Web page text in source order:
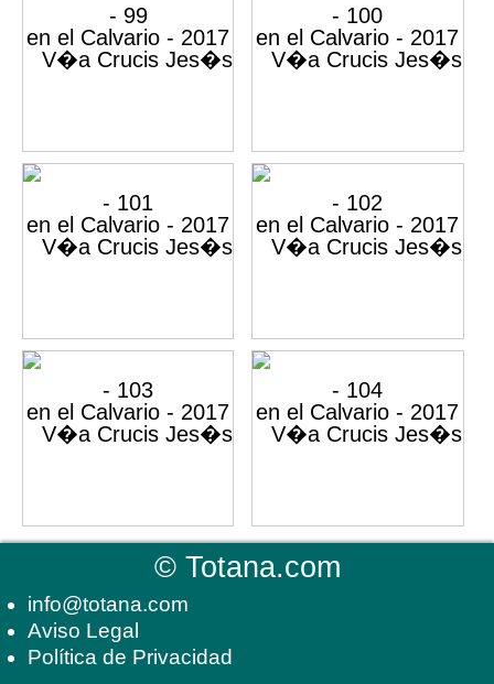
©Totana.com
info@totana.com
Aviso Legal
Política de Privacidad